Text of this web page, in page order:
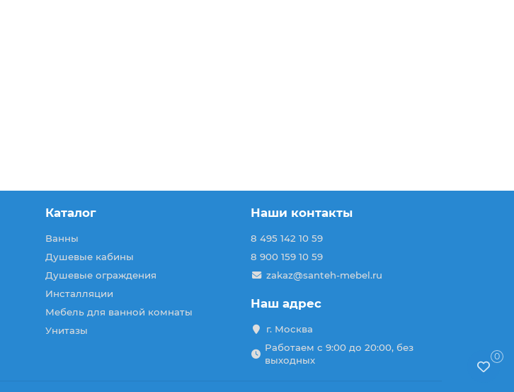
Каталог
Ванны
Душевые кабины
Душевые ограждения
Инсталляции
Мебель для ванной комнаты
Унитазы
Наши контакты
8 495 142 10 59
8 900 159 10 59
zakaz@santeh-mebel.ru
Наш адрес
г. Москва
Работаем с 9:00 до 20:00, без
выходных
0